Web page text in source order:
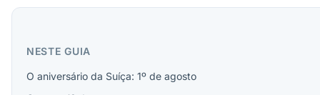
NESTE GUIA
O aniversário da Suíça: 1º de agosto